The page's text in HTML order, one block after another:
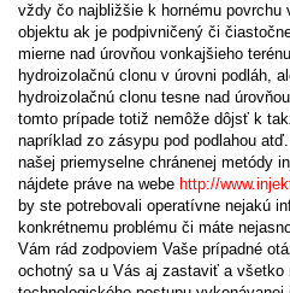
vždy čo najbližšie k hornému povrchu
objektu ak je podpivničený či
mierne nad úrovňou vonkajšieho
hydroizolačnú clonu v úrovni podláh,
hydroizolačnú clonu tesne nad
tomto prípade totiž nemôže dôjsť k
napríklad zo zásypu pod podlahou
našej priemyselne chránenej metódy
nájdete práve na webe http://
by ste potrebovali operatívne nejakú
konkrétnemu problému či máte
Vám rád zodpoviem Vaše prípadné
ochotný sa u Vás aj zastaviť a všetko